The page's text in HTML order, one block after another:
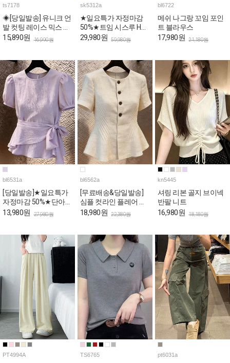
ts7178
◈[당일발송] 유니크 언
발 컷팅 레이스 믹스 슬
림 반팔티
15,890원 16,990원
sk5312a
★일요특가 자정마감
50%★트임 시스루 H라
인 페미닌 스커트
29,980원 59,980원
bl6722
메쉬 나그랑 꼬임 포인
트 블라우스
17,980원 21,180원
bl6531a
[당일발송]★일요특가
자정마감 50%★단아한
퍼플 리본랩 퍼프 블라
13,980원 27,980원
bl6562a
[무료배송&당일발송]
심플 컷라인 플레어 반
팔 블라우스
18,980원 22,380원
kn5445
셔링 리본 골지 브이넥
반팔 니트
16,980원 18,180원
PT4994A TS6765 pt6031a